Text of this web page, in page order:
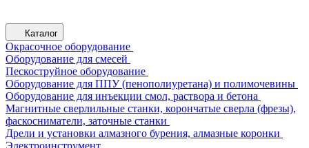
Каталог
Окрасочное оборудование
Оборудование для смесей
Пескоструйное оборудование
Оборудование для ППУ (пенополиуретана) и полимочевины
Оборудование для инъекции смол, раствора и бетона
Магнитные сверлильные станки, корончатые сверла (фрезы),
фаскосниматели, заточные станки
Дрели и установки алмазного бурения, алмазные коронки
Электроинструмент